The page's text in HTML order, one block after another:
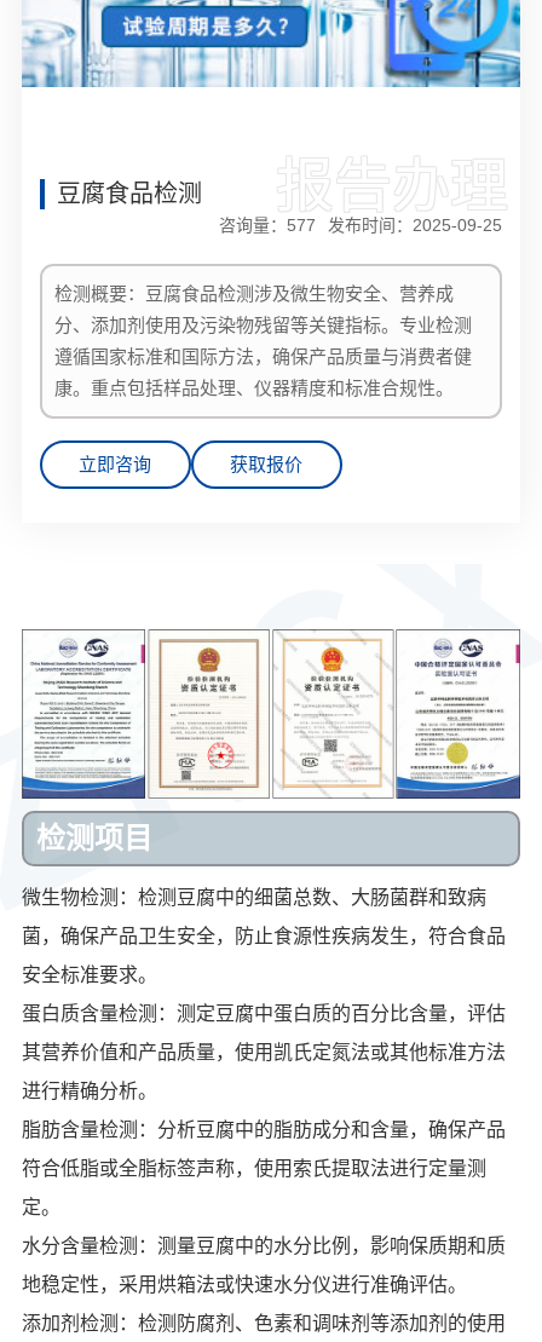
报告办理
豆腐食品检测
发布时间：2025-09-25
咨询量： 577
检测概要：豆腐食品检测涉及微生物安全、营养成
分、添加剂使用及污染物残留等关键指标。专业检测
遵循国家标准和国际方法，确保产品质量与消费者健
康。重点包括样品处理、仪器精度和标准合规性。
立即咨询 获取报价
检测项目
微生物检测：检测豆腐中的细菌总数、大肠菌群和致病
菌，确保产品卫生安全，防止食源性疾病发生，符合食品
安全标准要求。
蛋白质含量检测：测定豆腐中蛋白质的百分比含量，评估
其营养价值和产品质量，使用凯氏定氮法或其他标准方法
进行精确分析。
脂肪含量检测：分析豆腐中的脂肪成分和含量，确保产品
符合低脂或全脂标签声称，使用索氏提取法进行定量测
定。
水分含量检测：测量豆腐中的水分比例，影响保质期和质
地稳定性，采用烘箱法或快速水分仪进行准确评估。
添加剂检测：检测防腐剂、色素和调味剂等添加剂的使用